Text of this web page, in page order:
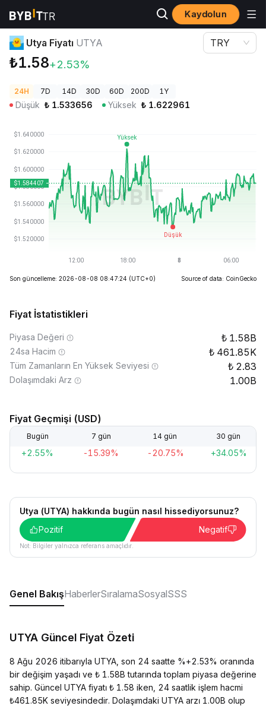
Kaydolun
Kripto Fiyatları
Utya Fiyatı UTYA
₺1.58+2.53%
TRY
24H 7D 14D 30D 60D 200D 1Y
Düşük ₺ 1.533656 Yüksek ₺ 1.622961
Son güncelleme: 2026-08-08 08:47:24 (UTC+0) Source of data: CoinGecko
Fiyat İstatistikleri
Piyasa Değeri 1.58B
24sa Hacim 461.85K
Tüm Zamanların En Yüksek Seviyesi 2.83
Dolaşımdaki Arz 1.00B
Fiyat Geçmişi (USD)
Bugün 7 gün 14 gün 30 gün
+2.55% -15.39% -20.75% +34.05%
Utya (UTYA) hakkında bugün nasıl hissediyorsunuz?
Pozitif
Negatif
Not: Bilgiler yalnızca referans amaçlıdır.
Genel BakışHaberlerSıralamaSosyalSSS
UTYA Güncel Fiyat Özeti
8 Ağu 2026 itibarıyla UTYA, son 24 saatte %+2.53% oranında
bir değişim yaşadı ve ₺ 1.58B tutarında toplam piyasa değerine
sahip. Güncel UTYA fiyatı ₺ 1.58 iken, 24 saatlik işlem hacmi
₺461.85K seviyesindedir. Dolaşımdaki UTYA arzı 1.00B olup